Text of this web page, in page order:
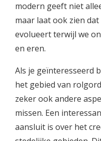
modern geeft niet
maar laat ook zien
evolueert terwijl we
en eren.
Als je geïnteresseerd
het gebied van
zeker ook andere
missen. Een
aansluit is over het